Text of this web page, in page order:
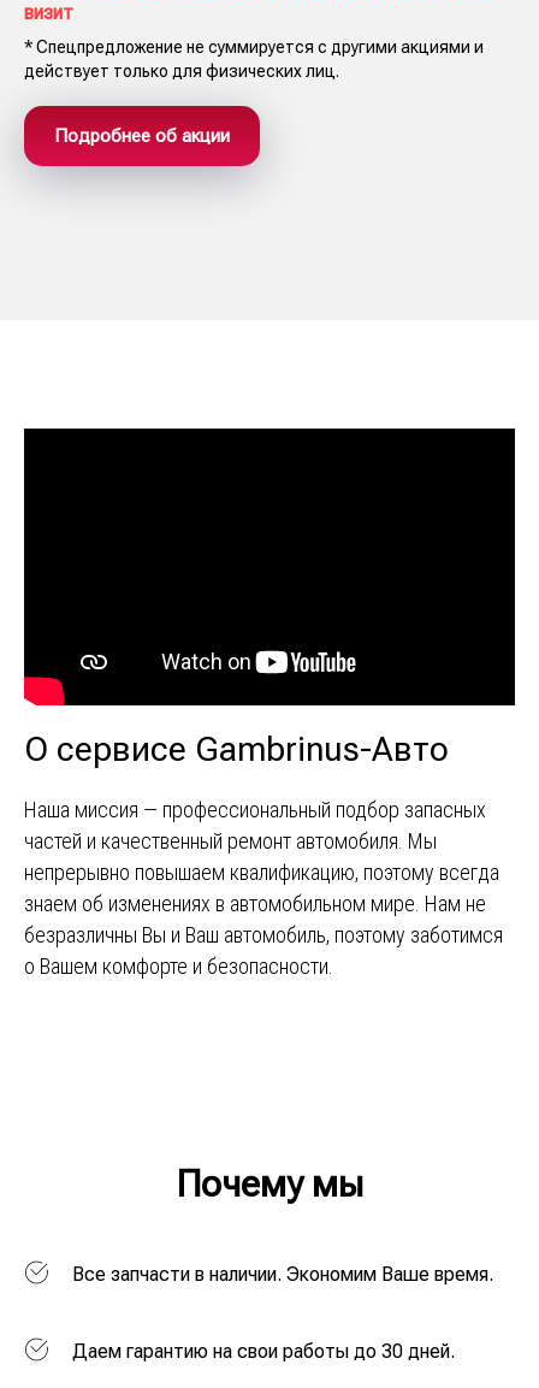
визит
* Спецпредложение не суммируется с другими акциями и
действует только для физических лиц.
Подробнее об акции
О сервисе Gambrinus-Авто
Наша миссия — профессиональный подбор запасных
частей и качественный ремонт автомобиля. Мы
непрерывно повышаем квалификацию, поэтому всегда
знаем об изменениях в автомобильном мире. Нам не
безразличны Вы и Ваш автомобиль, поэтому заботимся
о Вашем комфорте и безопасности.
Почему мы
Все запчасти в наличии. Экономим Ваше время.
Даем гарантию на свои работы до 30 дней.